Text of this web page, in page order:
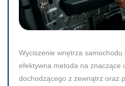
Wyciszenie wnętrza
efektywna metoda na znaczące
dochodzącego z zewnątrz oraz